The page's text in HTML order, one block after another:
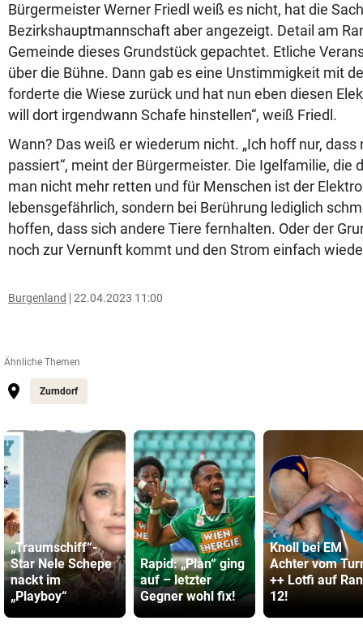
Bürgermeister Werner Friedl weiß es nicht, hat die
Bezirkshauptmannschaft aber angezeigt. Detail am
Gemeinde dieses Grundstück gepachtet. Etliche
über die Bühne. Dann gab es eine Unstimmigkeit mit
forderte die Wiese zurück und hat nun eben diesen
will dort irgendwann Schafe hinstellen“, weiß Friedl.
Wann? Das weiß er wiederum nicht. „Ich hoff nur,
passiert“, meint der Bürgermeister. Die Igelfamilie, die
man nicht mehr retten und für Menschen ist der
lebensgefährlich, sondern bei Berührung lediglich
hoffen, dass sich andere Tiere fernhalten. Oder der
noch zur Vernunft kommt und den Strom einfach
Burgenland 22.04.2023 11:00
Ähnliche Themen
Zurndorf
„Traumschiff“-
Star Nele Schepe
nackt im
„Playboy“
Rapid: „Plan“ ging
auf – letzter
Gegner wohl fix!
Knoll bei EM
Achter vom
++ Lotfi auf
12!